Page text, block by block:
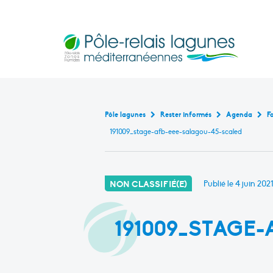
Pôle lagunes Rester informés Agenda
191009_stage-afb-eee-salagou-45-scaled
NON CLASSIFIÉ(E) Publié le4 juin 2021